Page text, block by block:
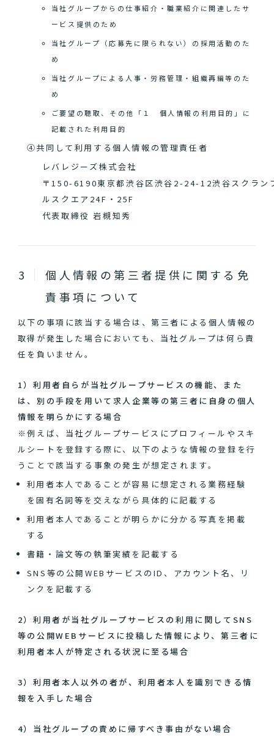
当社グループからの仕事紹介・職業紹介に関連したサ
ービス提供のため
当社グループ（応募先に限られない）の採用活動のた
め
当社グループによる人事・労務管理・組織再編等のた
め
ご要望の聴取、その他「１ 個人情報の利用目的」に
記載された利用目的
④共同して利用する個人情報の管理責任者
レバレジーズ株式会社
〒150-6190東京都渋谷区渋谷2-24-12渋谷スクラン
ルスクエア24F・25F
代表取締役 岩槻知秀
個人情報の第三者提供に関する免
責事項について
以下の事項に該当する場合は、第三者による個人情報の
取得が発生した場合においても、当社グループは何ら責
任を負いません。
1）利用者自らが当社グループサービスの機能、また
は、別の手段を用いて求人企業等の第三者に自身の個人
情報を明らかにする場合
※例えば、当社グループサービスにプロフィールやスキ
ルシートを登録する際に、以下のような情報の登録を行
うことで該当する事象の発生が想定されます。
利用者本人であることが容易に想定される業務経験
を固有名詞等を交えながら具体的に記載する
利用者本人であることが明らかに分かる写真を掲載
する
書籍・論文等の執筆実績を記載する
SNS等の公開WEBサービスのID、アカウント名、リ
ンクを記載する
2）利用者が当社グループサービスの利用に関してSNS
等の公開WEBサービスに投稿した情報により、第三者に
利用者本人が特定される状況に至る場合
3）利用者本人以外の者が、利用者本人を識別できる情
報を入手した場合
4）当社グループの責めに帰すべき事由がない場合